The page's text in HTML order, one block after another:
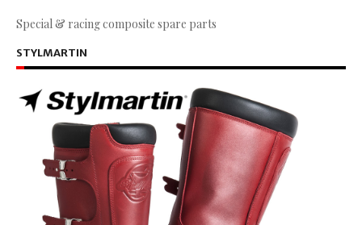
Special & racing composite spare parts
STYLMARTIN